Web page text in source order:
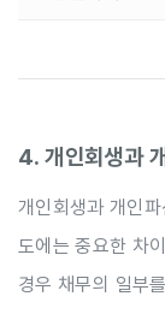
4. 개인회생과
개인회생과 개인
도에는 중요한 차
경우 채무의 일부